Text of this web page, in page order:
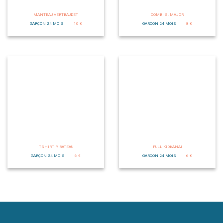
MANTEAU VERTBAUDET
GARÇON 24 MOIS
10 €
COMBI S. MAJOR
GARÇON 24 MOIS
8 €
TSHIRT P. BATEAU
GARÇON 24 MOIS
6 €
PULL KIDKANAI
GARÇON 24 MOIS
6 €